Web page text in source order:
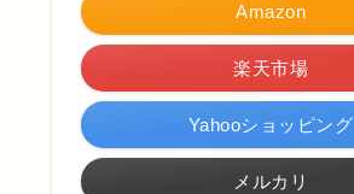
Amazon
楽天市場
Yahooショッピング
メルカリ